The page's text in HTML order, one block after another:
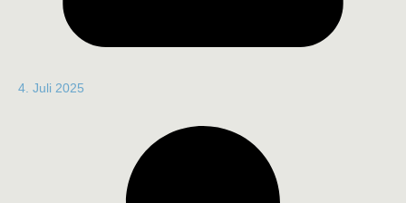
4. Juli 2025